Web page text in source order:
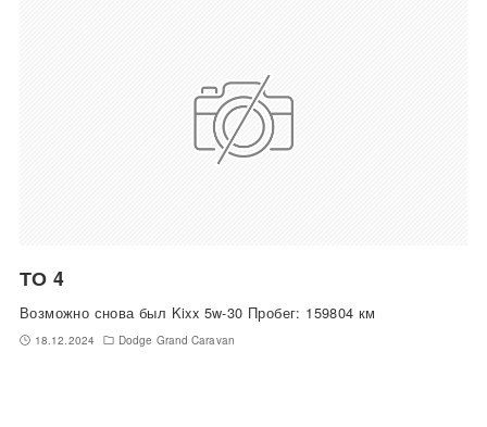
ТО 4
Возможно снова был Kixx 5w-30 Пробег: 159804 км
18.12.2024 Dodge Grand Caravan